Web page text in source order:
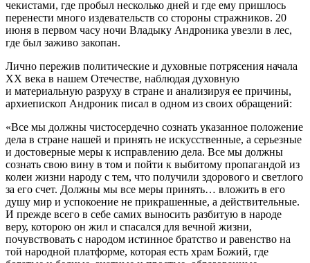
чекистами, где пробыл несколько дней и где ему пришлось
перенести много издевательств со стороны стражников. 20
июня в первом часу ночи Владыку Андроника увезли в лес,
где был заживо закопан.
Лично пережив политические и духовные потрясения начала
XX века в нашем Отечестве, наблюдая духовную
и материальную разруху в стране и анализируя ее причины,
архиепископ Андроник писал в одном из своих обращений:
«Все мы должны чистосердечно сознать указанное положение
дела в стране нашей и принять не искусственные, а серьезные
и достоверные меры к исправлению дела. Все мы должны
сознать свою вину в том и пойти к выбитому пропагандой из
колеи жизни народу с тем, что получили здорового и светлого
за его счет. Должны мы все меры принять… вложить в его
душу мир и успокоение не прикрашенные, а действительные.
И прежде всего в себе самих выносить разбитую в народе
веру, которою он жил и спасался для вечной жизни,
почувствовать с народом истинное братство и равенство на
той народной платформе, которая есть храм Божий, где